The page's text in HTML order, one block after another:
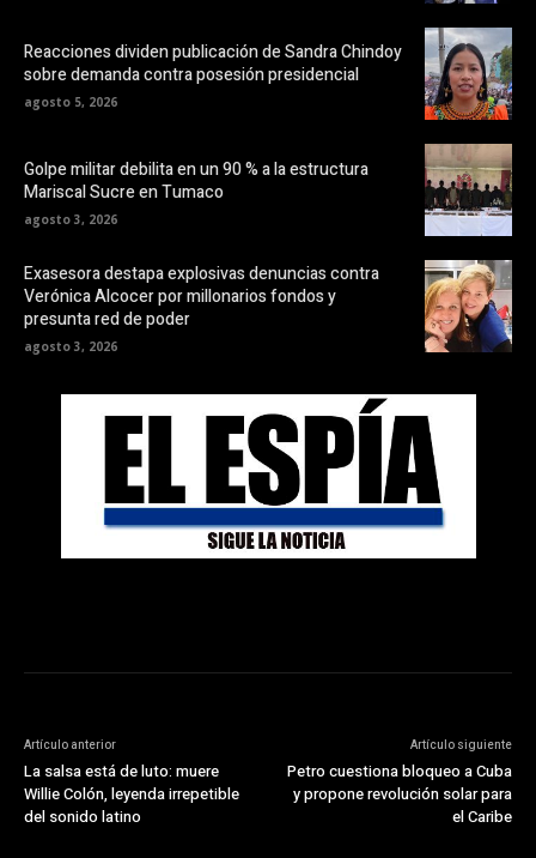
Reacciones dividen publicación de Sandra Chindoy
sobre demanda contra posesión presidencial
agosto 5, 2026
Golpe militar debilita en un 90 % a la estructura
Mariscal Sucre en Tumaco
agosto 3, 2026
Exasesora destapa explosivas denuncias contra
Verónica Alcocer por millonarios fondos y
presunta red de poder
agosto 3, 2026
Artículo anterior
La salsa está de luto: muere
Willie Colón, leyenda irrepetible
del sonido latino
Artículo siguiente
Petro cuestiona bloqueo a Cuba
y propone revolución solar para
el Caribe